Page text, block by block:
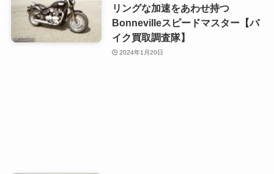
リングな加速をあわせ持つ
Bonnevilleスピードマスター【バ
イク買取調査隊】
2024年1月20日